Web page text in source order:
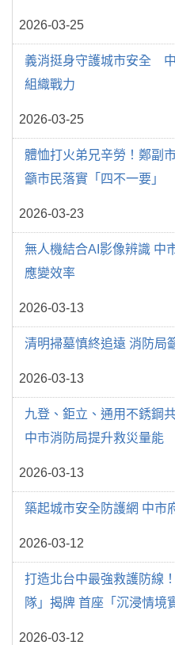
2026-03-25
義消挺身守護城市安全
組織戰力
2026-03-25
體恤打火弟兄辛勞！鄭副
籲市民落實「四不一要」
2026-03-23
無人機結合AI影像辨識 中
應變效率
2026-03-13
清明掃墓慎終追遠 消防局
2026-03-13
九登、鉅立、通用不銹鋼
中市消防局提升救災量能
2026-03-13
築起城市安全防護網 中市
2026-03-12
打造北台中最強救護防線
隊」揭牌 首座「沉浸情境
2026-03-12